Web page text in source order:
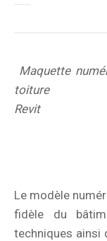
Maquette
toiture
Revit
Le modèle
fidèle du
techniques ainsi